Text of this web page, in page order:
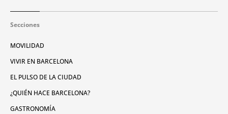
Secciones
MOVILIDAD
VIVIR EN BARCELONA
EL PULSO DE LA CIUDAD
¿QUIÉN HACE BARCELONA?
GASTRONOMÍA